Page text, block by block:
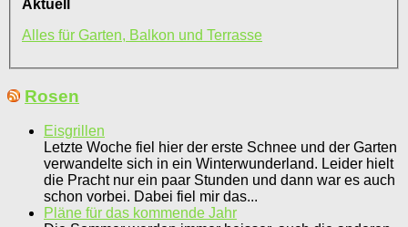
Aktuell
Alles für Garten, Balkon und Terrasse
Rosen
Eisgrillen
Letzte Woche fiel hier der erste Schnee und der Garten
verwandelte sich in ein Winterwunderland. Leider hielt
die Pracht nur ein paar Stunden und dann war es auch
schon vorbei. Dabei fiel mir das...
Pläne für das kommende Jahr